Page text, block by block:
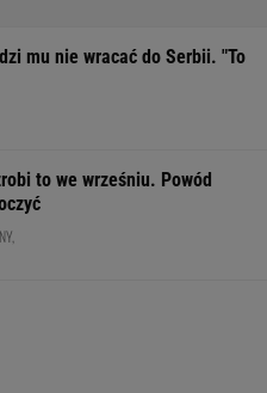
mu nie wracać do Serbii. "To
to we wrześniu. Powód